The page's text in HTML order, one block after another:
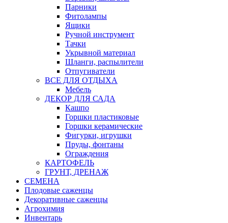
Парники
Фитолампы
Ящики
Ручной инструмент
Тачки
Укрывной материал
Шланги, распылители
Отпугиватели
ВСЕ ДЛЯ ОТДЫХА
Мебель
ДЕКОР ДЛЯ САДА
Кашпо
Горшки пластиковые
Горшки керамические
Фигурки, игрушки
Пруды, фонтаны
Ограждения
КАРТОФЕЛЬ
ГРУНТ, ДРЕНАЖ
СЕМЕНА
Плодовые саженцы
Декоративные саженцы
Агрохимия
Инвентарь